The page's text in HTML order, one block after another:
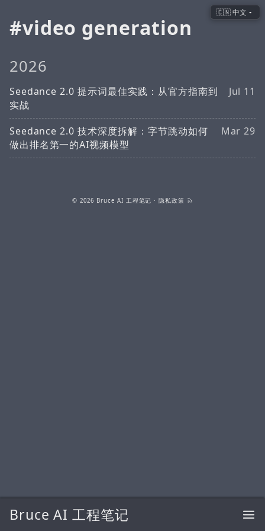
Bruce AI 工程笔记
🇨🇳 中文
video generation
2026
Seedance 2.0 提示词最佳实践：从官方指南到
实战
Jul 11
Seedance 2.0 技术深度拆解：字节跳动如何
做出排名第一的AI视频模型
Mar 29
© 2026 Bruce AI 工程笔记 ·隐私政策